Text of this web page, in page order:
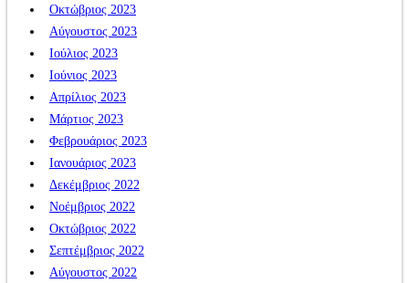
Οκτώβριος 2023
Αύγουστος 2023
Ιούλιος 2023
Ιούνιος 2023
Απρίλιος 2023
Μάρτιος 2023
Φεβρουάριος 2023
Ιανουάριος 2023
Δεκέμβριος 2022
Νοέμβριος 2022
Οκτώβριος 2022
Σεπτέμβριος 2022
Αύγουστος 2022